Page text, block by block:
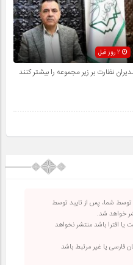
نظارت بر زیر مجموعه را بیشتر کنند
شما، پس از تایید توسط
خواهد شد.
یا افترا باشد منتشر نخواهد
فارسی یا غیر مرتبط باشد